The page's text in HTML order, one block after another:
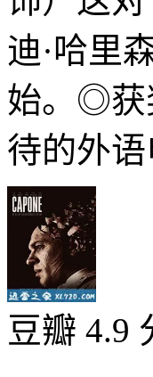
迪·哈里
始。◎获
待的外
豆瓣 4.9